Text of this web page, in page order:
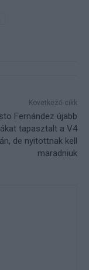
Következő cikk
Fernández újabb
tapasztalt a V4
de nyitottnak kell
maradniuk